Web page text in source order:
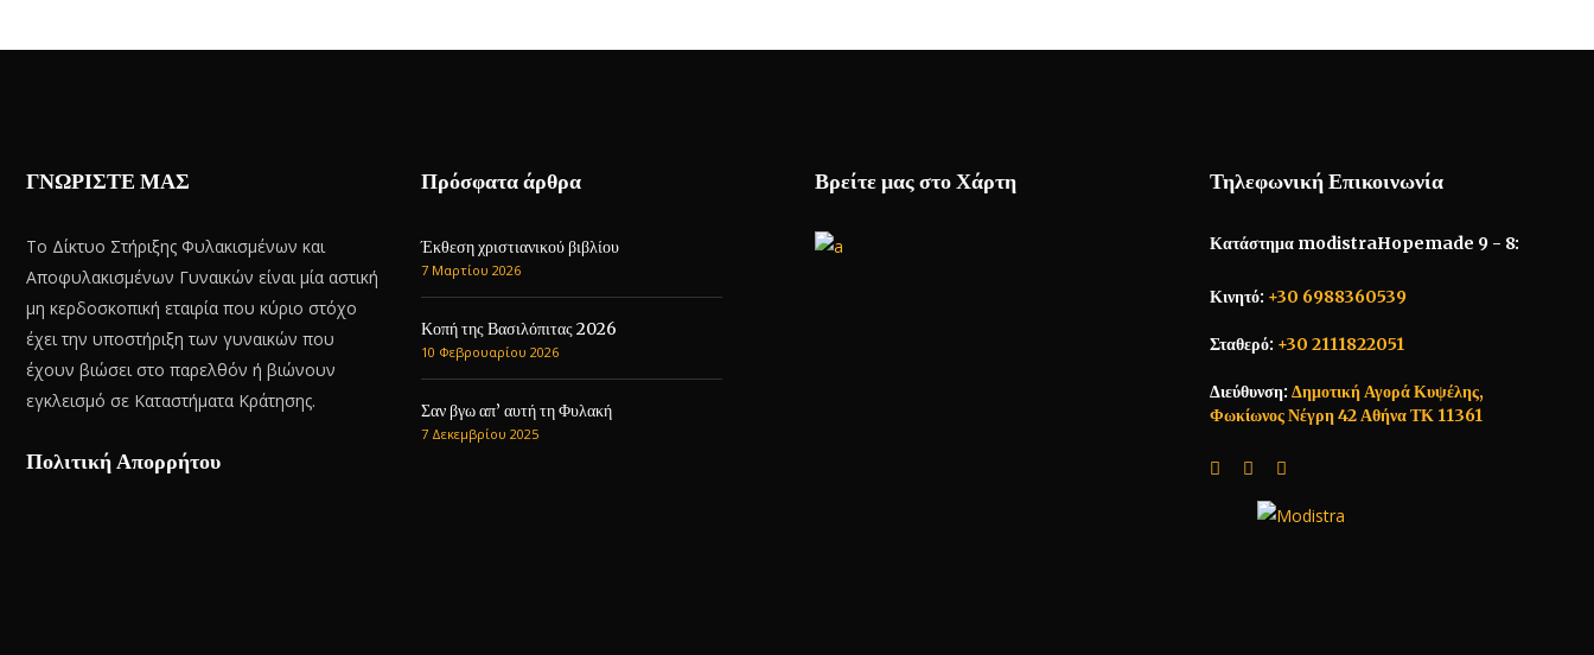
ΓΝΩΡΙΣΤΕ ΜΑΣ
Το Δίκτυο Στήριξης Φυλακισμένων και
Αποφυλακισμένων Γυναικών είναι μία αστική
μη κερδοσκοπική εταιρία που κύριο στόχο
έχει την υποστήριξη των γυναικών που
έχουν βιώσει στο παρελθόν ή βιώνουν
εγκλεισμό σε Καταστήματα Κράτησης.
Πολιτική Απορρήτου
Πρόσφατα άρθρα
Έκθεση χριστιανικού βιβλίου
7 Μαρτίου 2026
Κοπή της Βασιλόπιτας 2026
10 Φεβρουαρίου 2026
Σαν βγω απ’ αυτή τη Φυλακή
7 Δεκεμβρίου 2025
Βρείτε μας στο Χάρτη Τηλεφωνική Επικοινωνία
Κατάστημα modistraHopemade 9 - 8:
Κινητό: +30 6988360539
Σταθερό: +30 2111822051
Διεύθυνση: Δημοτική Αγορά Κυψέλης,
Φωκίωνος Νέγρη 42 Αθήνα ΤΚ 11361